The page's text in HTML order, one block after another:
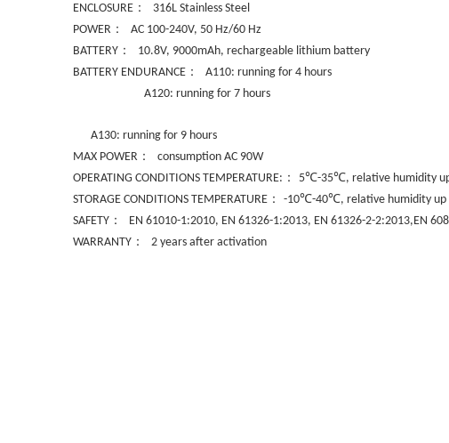
ENCLOSURE ： 316L Stainless Steel
POWER ： AC 100-240V, 50 Hz/60 Hz
BATTERY ： 10.8V, 9000mAh, rechargeable lithium battery
BATTERY ENDURANCE ： A110: running for 4 hours
A120: running for 7 hours
A130: running for 9 hours
MAX POWER ： consumption AC 90W
OPERATING CONDITIONS TEMPERATURE: ： 5℃-35℃, relative humidity
STORAGE CONDITIONS TEMPERATURE ： -10℃-40℃, relative humidity up
SAFETY ： EN 61010-1:2010, EN 61326-1:2013, EN 61326-2-2:2013,EN
WARRANTY ： 2 years after activation